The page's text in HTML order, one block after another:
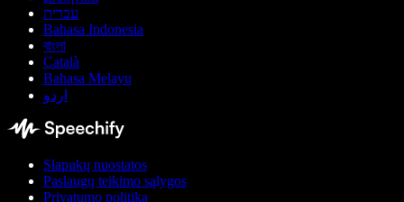
עברית
Bahasa Indonesia
বাংলা
Català
Bahasa Melayu
اردو
Slapukų nuostatos
Paslaugų teikimo sąlygos
Privatumo politika